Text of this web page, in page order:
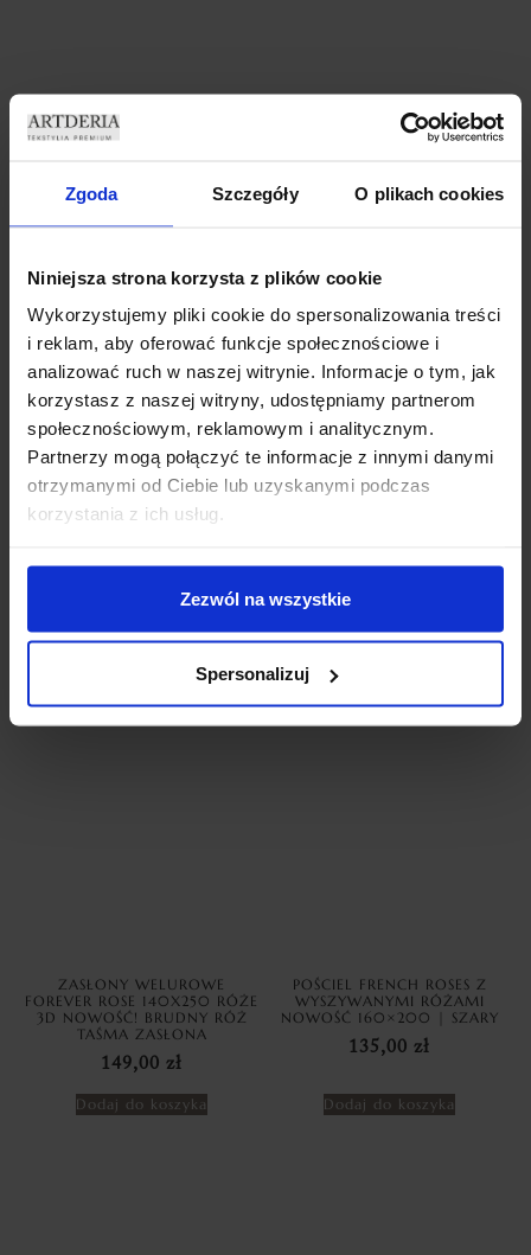
Zgoda Szczegóły O plikach cookies
Niniejsza strona korzysta z plików cookie
Wykorzystujemy pliki cookie do spersonalizowania treści
i reklam, aby oferować funkcje społecznościowe i
analizować ruch w naszej witrynie. Informacje o tym, jak
korzystasz z naszej witryny, udostępniamy partnerom
społecznościowym, reklamowym i analitycznym.
Partnerzy mogą połączyć te informacje z innymi danymi
otrzymanymi od Ciebie lub uzyskanymi podczas
korzystania z ich usług.
Zezwól na wszystkie
Spersonalizuj
PRZELOTKA ZASŁONA
DEKORACYJNA MARMUREK
Dodaj do koszyka
CYRKONIE 140×250 CZARNY
ZASŁONA CRYSTAL
Dodaj do koszyka
ZASŁONY WELUROWE METOR
Z KRYSZTAŁKAMI 140×250
SILVER ZASŁONY
ZASŁONY WELUROWE MODEL
CYRKONIE 140×270 BABY
ZASŁONY WELUROWE
FOREVER ROSE 140X250 RÓŻE
3D NOWOŚĆ! BRUDNY RÓŻ
TAŚMA ZASŁONA
149,00 zł
Dodaj do koszyka
POŚCIEL FRENCH ROSES Z
WYSZYWANYMI RÓŻAMI
NOWOŚĆ 160×200 | SZARY
135,00 zł
Dodaj do koszyka